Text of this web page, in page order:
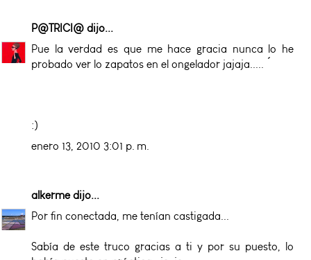
P@TRICI@ dijo...
Pue la verdad es que me hace gracia nunca lo he
probado ver lo zapatos en el ongelador jajaja..... ´
:)
enero 13, 2010 3:01 p. m.
alkermedijo...
Por fin conectada, me tenían castigada...
Sabía de este truco gracias a ti y por su puesto, lo